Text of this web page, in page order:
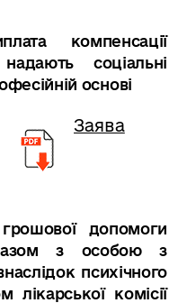
компенсації
соціальні
основі
Заява
допомоги
з особою з
психічного
комісії